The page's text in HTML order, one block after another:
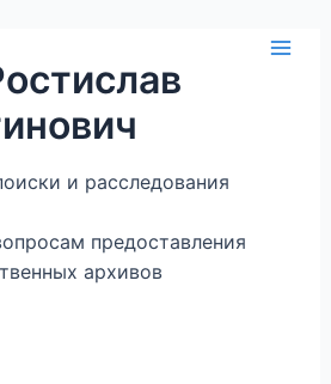
и расследования
предоставления
архивов